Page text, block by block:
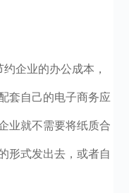
企业的办公成本，
套自己的电子商务应
业就不需要将纸质合
形式发出去，或者自